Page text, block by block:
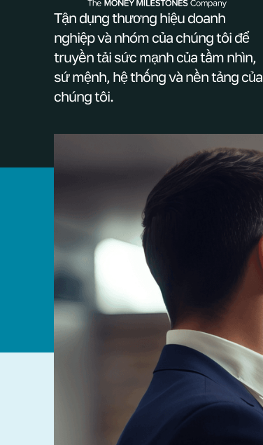
Tận dụng thương hiệu doanh
nghiệp và nhóm của chúng tôi để
truyền tải sức mạnh của tầm nhìn,
sứ mệnh, hệ thống và nền tảng của
chúng tôi.